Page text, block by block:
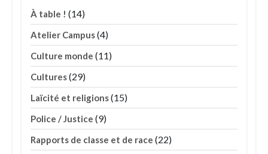
À table ! (14)
Atelier Campus(4)
Culture monde (11)
Cultures(29)
Laïcité et religions(15)
Police / Justice (9)
Rapports de classe et de race (22)